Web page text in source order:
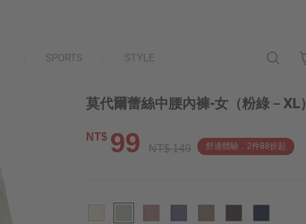
SPORTS STYLE
莫代爾蕾絲中腰內褲-女 （粉綠－XL）
NT$ 99 NT$ 149 舒適體驗．2件88折起